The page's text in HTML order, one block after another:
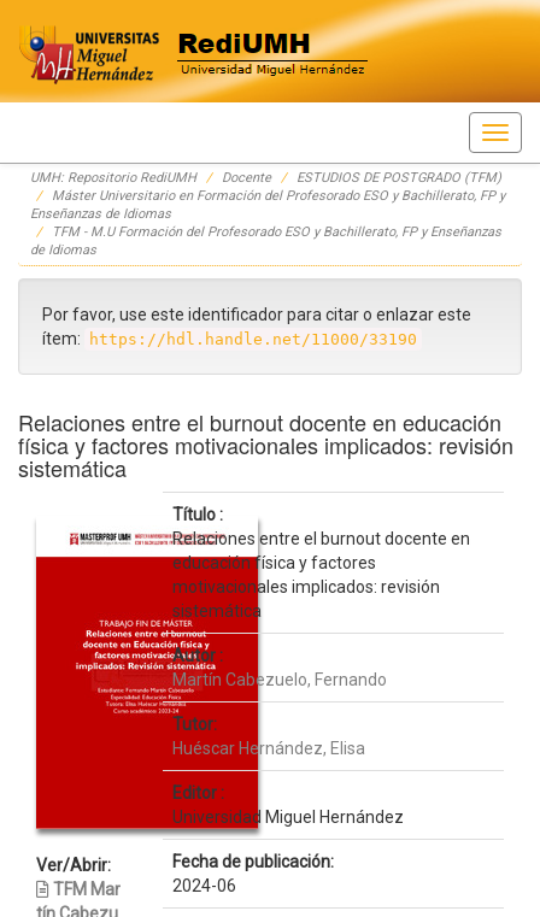
Skip
navigation
UMH: Repositorio RediUMH Docente
ESTUDIOS DE POSTGRADO (TFM)
Máster Universitario en Formación del Profesorado ESO y Bachillerato, FP y
Enseñanzas de Idiomas
TFM - M.U Formación del Profesorado ESO y Bachillerato, FP y Enseñanzas
de Idiomas
Por favor, use este identificador para citar o enlazar este
ítem:
https://hdl.handle.net/11000/33190
Relaciones entre el burnout docente en educación
física y factores motivacionales implicados: revisión
sistemática
Ver/Abrir:
TFM Mar
Título :
Relaciones entre el burnout docente en
educación física y factores
motivacionales implicados: revisión
sistemática
Autor :
Martín Cabezuelo, Fernando
Tutor:
Huéscar Hernández, Elisa
Editor :
Universidad Miguel Hernández
Fecha de publicación:
2024-06